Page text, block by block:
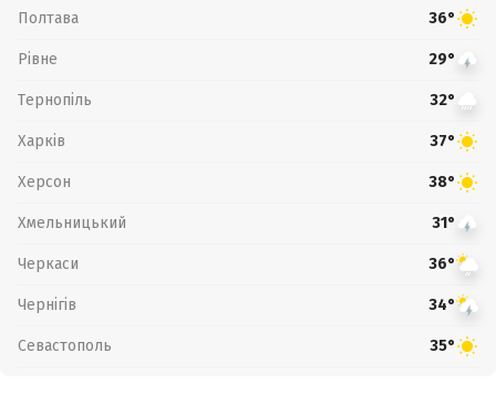
Полтава 36°
Рівне 29°
Тернопіль 32°
Харків 37°
Херсон 38°
Хмельницький 31°
Черкаси 36°
Чернігів 34°
Севастополь 35°